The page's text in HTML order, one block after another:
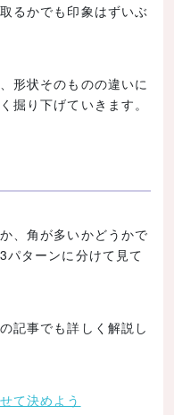
るかでも印象はずいぶ
形状そのものの違いに
掘り下げていきます。
、角が多いかどうかで
パターンに分けて見て
記事でも詳しく解説し
て決めよう